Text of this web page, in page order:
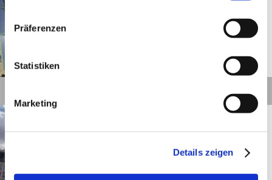
Präferenzen
Statistiken
Marketing
Details zeigen
Die Staatsgalerie Stuttgart –